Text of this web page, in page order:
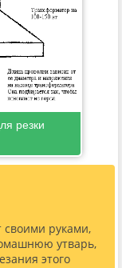
резки
своими руками,
утварь,
этого